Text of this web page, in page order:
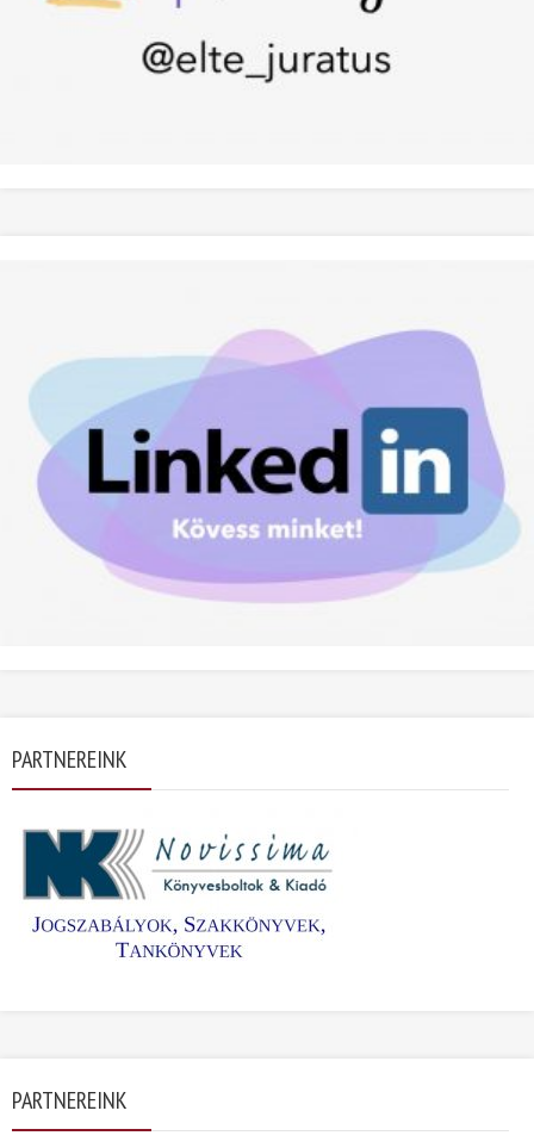
PARTNEREINK
PARTNEREINK